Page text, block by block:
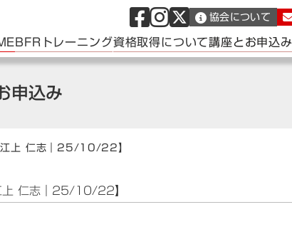
申込み
上 仁志｜25/10/22】
上 仁志｜25/10/22】
協会について
BFRトレーニング資格取得について講座とお申込み